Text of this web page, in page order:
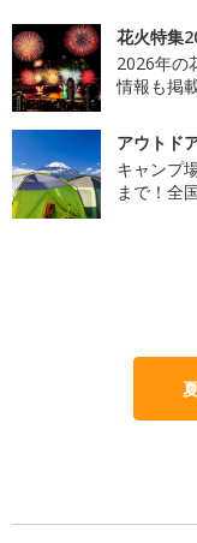
花火特集
2026年の
情報も掲
アウトド
キャンプ
まで！全